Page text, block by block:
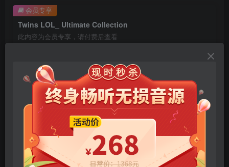
Twins LOL_ Ultimate Collection
此内容为会员专享，请付费后查看
9.9 99
年卡会员 免费 永久会员
立即购买
您当前未登录！建议登陆后购买，可保存购买订单
会员专享
LOL.flac